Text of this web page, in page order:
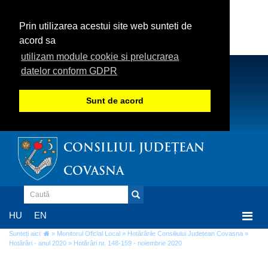
Prin utilizarea acestui site web sunteti de
acord sa
utilizam module cookie si prelucrarea
datelor conform GDPR
Sunt de acord
CONSILIUL JUDEȚEAN
COVASNA
HU EN
Sunteți aici: » Monitorul Oficial Local » Hotărârile Consiliului Județean Covasna »
Hotărâri - anul 2020 » Hotărâri nr. 148-159 - noiembrie 2020